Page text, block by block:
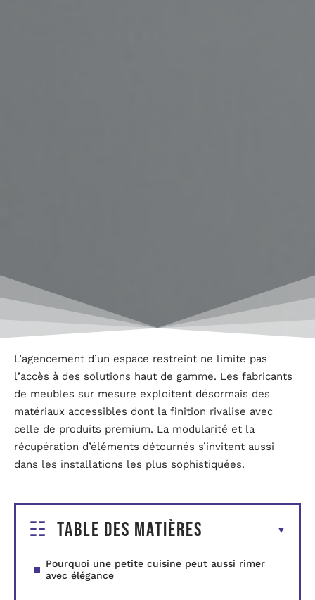
L’agencement d’un espace restreint ne limite pas
l’accès à des solutions haut de gamme. Les fabricants
de meubles sur mesure exploitent désormais des
matériaux accessibles dont la finition rivalise avec
celle de produits premium. La modularité et la
récupération d’éléments détournés s’invitent aussi
dans les installations les plus sophistiquées.
Table des matières
Pourquoi une petite cuisine peut aussi rimer
avec élégance